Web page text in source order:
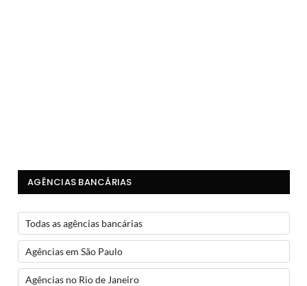
AGÊNCIAS BANCÁRIAS
Todas as agências bancárias
Agências em São Paulo
Agências no Rio de Janeiro